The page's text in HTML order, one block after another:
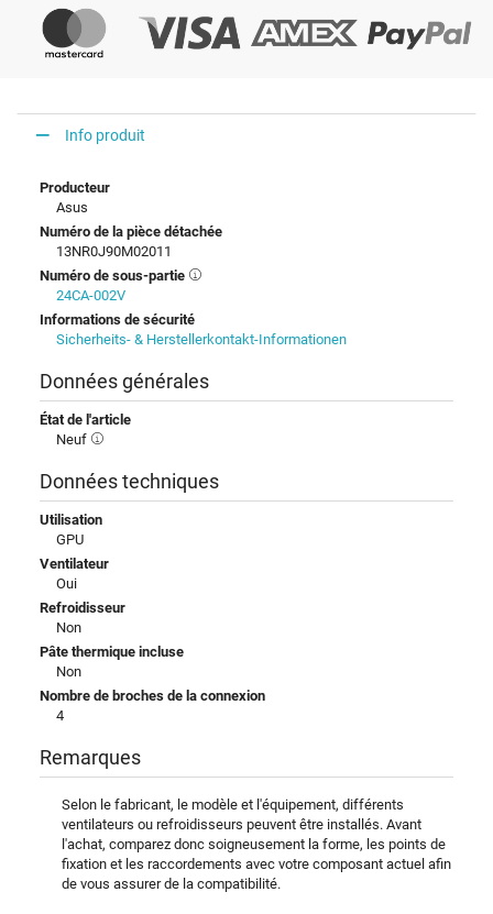
Info produit
Producteur
Asus
Numéro de la pièce détachée
13NR0J90M02011
Numéro de sous-partie
24CA-002V
Informations de sécurité
Sicherheits- & Herstellerkontakt-Informationen
Données générales
État de l'article
Neuf
Données techniques
Utilisation
GPU
Ventilateur
Oui
Refroidisseur
Non
Pâte thermique incluse
Non
Nombre de broches de la connexion
4
Remarques
Selon le fabricant, le modèle et l'équipement, différents
ventilateurs ou refroidisseurs peuvent être installés. Avant
l'achat, comparez donc soigneusement la forme, les points de
fixation et les raccordements avec votre composant actuel afin
de vous assurer de la compatibilité.